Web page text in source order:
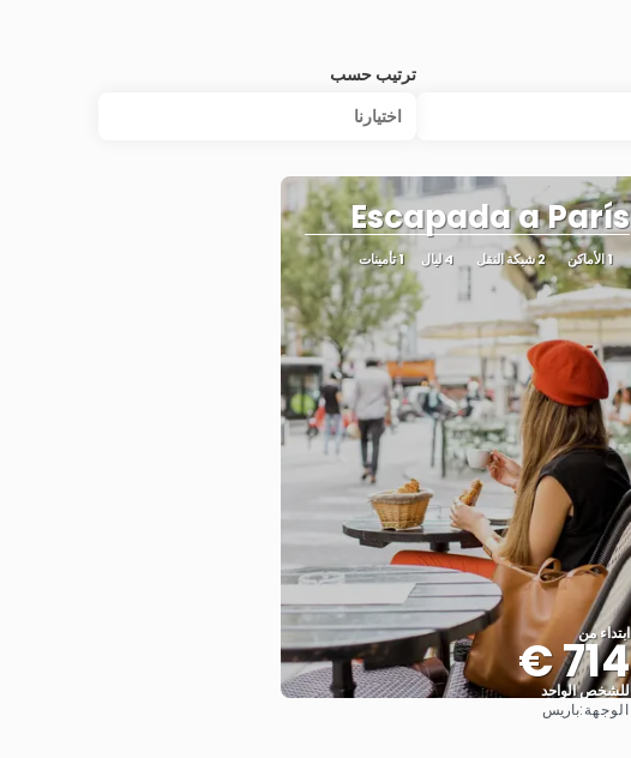
ترتيب حسب
اختيارنا
Escapada a París
1 الأماكن 2 شبكة النقل 4 ليال 1 تأمينات
ابتداء من
714 €
للشخص الواحد
الوجهة:باريس